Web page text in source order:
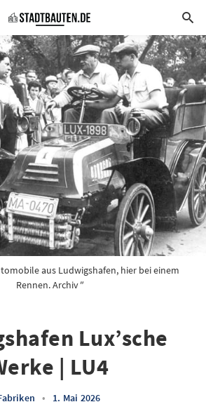
aus Ludwigshafen, hier bei einem
Rennen. Archiv"
Lux’sche
| LU4
• 1. Mai 2026